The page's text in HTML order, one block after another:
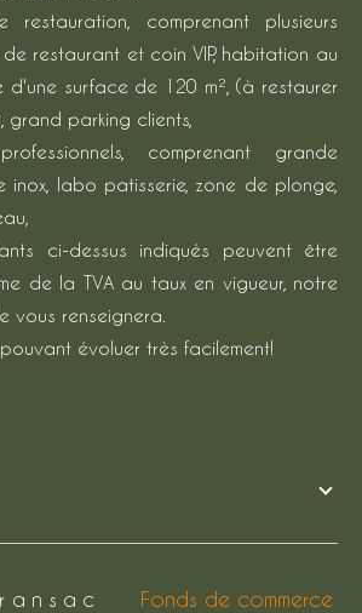
restauration, comprenant plusieurs
restaurant et coin VIP, habitation au
d'une surface de 120 m², (à restaurer
parking clients,
comprenant grande
inox, labo patisserie, zone de plonge,
ci-dessus indiqués peuvent être
de la TVA au taux en vigueur, notre
vous renseignera.
évoluer très facilement!
TRAD_ZEPHYR_Valeurs
Fonds de commerce